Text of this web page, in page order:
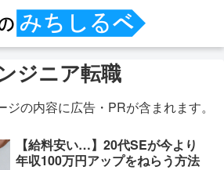
ジニア転職
ジの内容に広告・PRが含まれます。
【給料安い…】20代SEが今より
年収100万円アップをねらう方法